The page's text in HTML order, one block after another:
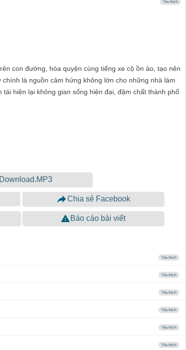
Yêu thích
con đường, hòa quyện cùng tiếng xe cộ ồn ào, tạo nên
là nguồn cảm hứng không lớn cho những nhà làm
hiện lại không gian sống hiện đại, đậm chất thành phố
Download.MP3
Chia sẻ Facebook
Báo cáo bài viết
Yêu thích
Yêu thích
Yêu thích
Yêu thích
Yêu thích
Yêu thích